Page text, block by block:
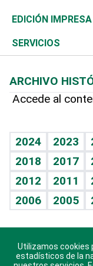
Caribe
Resto del mundo
Global y variable
Economía personal
Novedades
Podcast Arte Libre
Hablando con el
Vida y familia
Eñe
Celebrando la vida
Sin complejos
En pocas palabras
Escuchando al
Olimpismo
Más deportes
Línea de hit
TBT Deportivo
Noticiero Poteleche
Columnistas
Más firmas
Martes de
Cambio climático
Deportes
Opinión
Hecho en casa
Guía del dinero
EDICIÓN IMPRESA
SERVICIOS
Cumpleaños
Horóscopos
Crucigramas
ARCHIVO
Accede al
2024 2023
2018
2017
2012
2011
2006
2005
Descarga
Utilizamos cookies
estadísticos de la